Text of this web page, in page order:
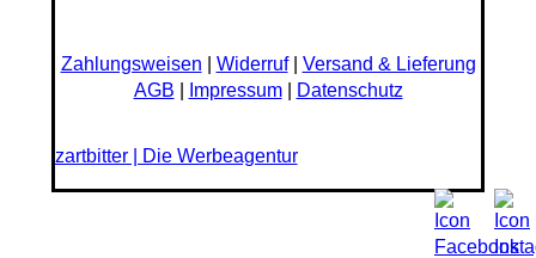
Zahlungsweisen Widerruf| Versand & Lieferung
AGB
Impressum| Datenschutz
zartbitter | Die Werbeagentur